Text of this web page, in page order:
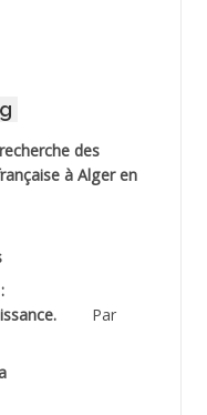
des
à Alger en
Par